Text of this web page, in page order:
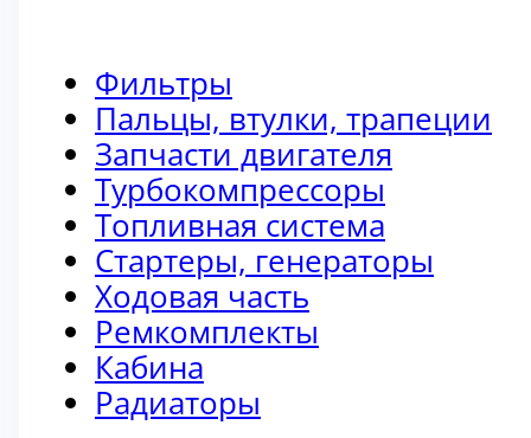
Фильтры
Пальцы, втулки, трапеции
Запчасти двигателя
Турбокомпрессоры
Топливная система
Стартеры, генераторы
Ходовая часть
Ремкомплекты
Кабина
Радиаторы